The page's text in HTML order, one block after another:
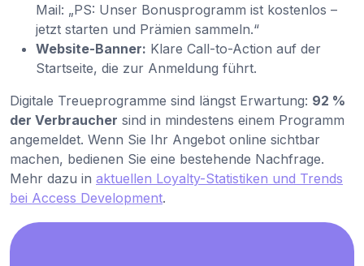
Mail: „PS: Unser Bonusprogramm ist kostenlos –
jetzt starten und Prämien sammeln.“
Website-Banner: Klare Call-to-Action auf der
Startseite, die zur Anmeldung führt.
Digitale Treueprogramme sind längst Erwartung: 92 %
der Verbraucher sind in mindestens einem Programm
angemeldet. Wenn Sie Ihr Angebot online sichtbar
machen, bedienen Sie eine bestehende Nachfrage.
Mehr dazu in aktuellen Loyalty-Statistiken und Trends
bei Access Development.